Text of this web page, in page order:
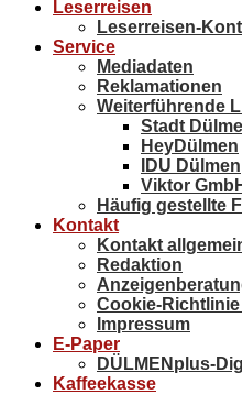
Leserreisen
Leserreisen-
Service
Mediadaten
Reklamationen
Weiterführende
Stadt
HeyDülmen
IDU Dülmen
Viktor
Häufig gestellte
Kontakt
Kontakt
Redaktion
Cookie-Richtlinie
Impressum
E-Paper
DÜLMENplus-
Kaffeekasse